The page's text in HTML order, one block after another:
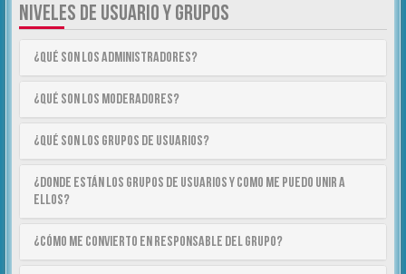
NIVELES DE USUARIO Y GRUPOS
¿Qué son los Administradores?
¿Qué son los Moderadores?
¿Qué son los Grupos de Usuarios?
¿Donde están los Grupos de Usuarios y como me puedo unir a
ellos?
¿Cómo me convierto en Responsable del Grupo?